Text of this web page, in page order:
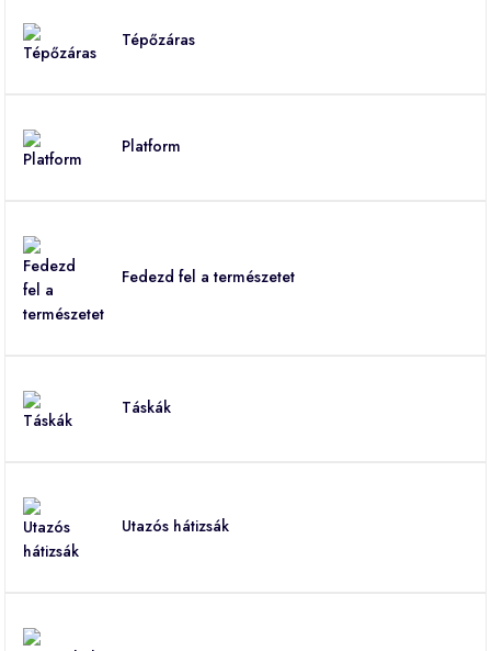
Tépőzáras
Platform
Fedezd fel a természetet
Táskák
Utazós hátizsák